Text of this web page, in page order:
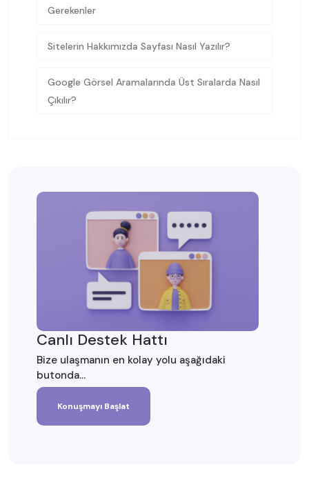
Gerekenler
Sitelerin Hakkımızda Sayfası Nasıl Yazılır?
Google Görsel Aramalarında Üst Sıralarda Nasıl
Çıkılır?
Canlı Destek Hattı
Bize ulaşmanın en kolay yolu aşağıdaki
butonda...
Konuşmayı Başlat